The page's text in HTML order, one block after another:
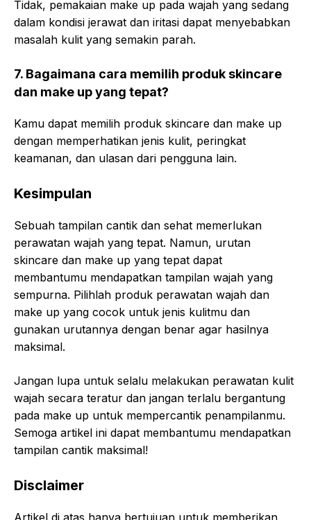
Tidak, pemakaian make up pada wajah yang sedang
dalam kondisi jerawat dan iritasi dapat menyebabkan
masalah kulit yang semakin parah.
7. Bagaimana cara memilih produk skincare
dan make up yang tepat?
Kamu dapat memilih produk skincare dan make up
dengan memperhatikan jenis kulit, peringkat
keamanan, dan ulasan dari pengguna lain.
Kesimpulan
Sebuah tampilan cantik dan sehat memerlukan
perawatan wajah yang tepat. Namun, urutan
skincare dan make up yang tepat dapat
membantumu mendapatkan tampilan wajah yang
sempurna. Pilihlah produk perawatan wajah dan
make up yang cocok untuk jenis kulitmu dan
gunakan urutannya dengan benar agar hasilnya
maksimal.
Jangan lupa untuk selalu melakukan perawatan kulit
wajah secara teratur dan jangan terlalu bergantung
pada make up untuk mempercantik penampilanmu.
Semoga artikel ini dapat membantumu mendapatkan
tampilan cantik maksimal!
Disclaimer
Artikel di atas hanya bertujuan untuk memberikan